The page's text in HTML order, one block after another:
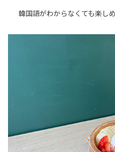
韓国語がわからなくても楽し